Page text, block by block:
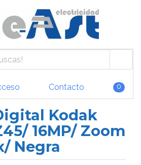
Contacto 0
Kodak
16MP/ Zoom
Negra